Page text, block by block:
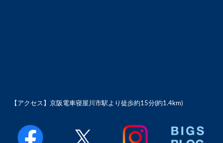
【アクセス】京阪電車寝屋川市駅より徒歩約15分(約1.4km)